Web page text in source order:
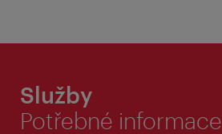
Služby
Potřebné informace